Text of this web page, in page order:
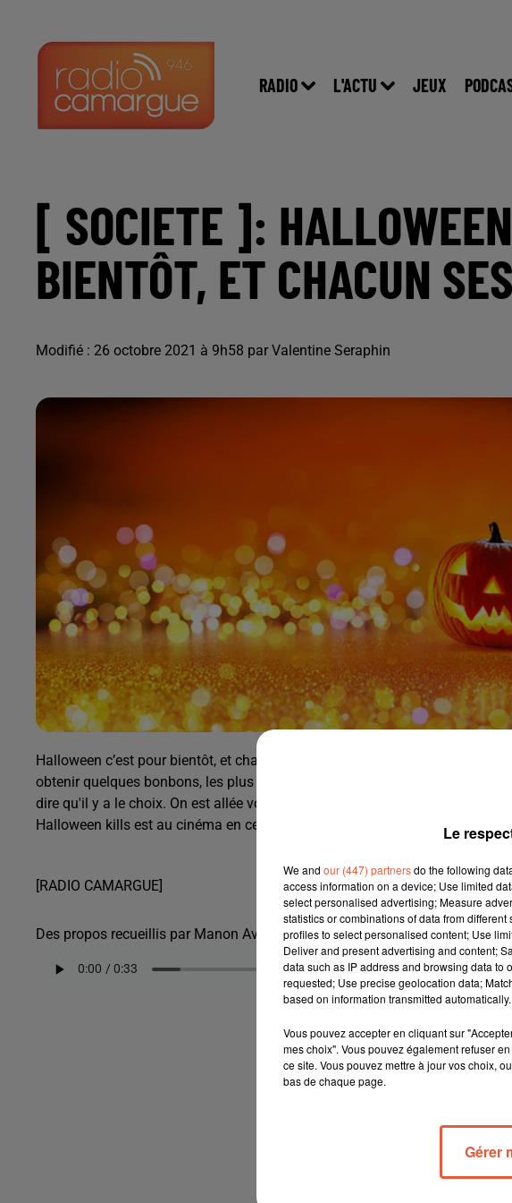
RADIO L'ACTU JEUX
[ SOCIETE ]:
BIENTÔT, ET CHACUN
Modifié : 26 octobre 2021 à 9h58 par Valentine Seraphin
Halloween c’est pour bientôt, et chacun ses rituels. Si les plus petits
obtenir quelques bonbons, les plus grands préfèrent se faire peur comme
dire qu'il y a le choix. On est allée vous demander quel film vous a le plus
Halloween kills est au cinéma en ce moment
[RADIO CAMARGUE]
Des propos recueillis par Manon Aversa :
Le
We and our (447) partnersdo the following
access information on a device; Use limited
select personalised advertising; Measure
statistics or combinations of data from
profiles to select personalised content; Use
Deliver and present advertising and content;
data such as IP address and browsing data
requested; Use precise geolocation data;
based on information transmitted automatically.
Vous pouvez accepter en cliquant sur
mes choix". Vous pouvez également refuser
ce site. Vous pouvez mettre à jour vos choix,
bas de chaque page.
Gérer